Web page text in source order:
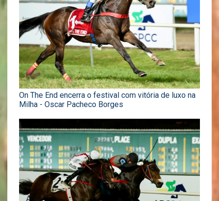
On The End encerra o festival com vitória de luxo na
Milha - Oscar Pacheco Borges